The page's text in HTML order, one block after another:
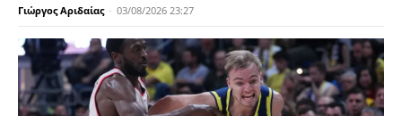
Γιώργος Αριδαίας - 03/08/2026 23:27